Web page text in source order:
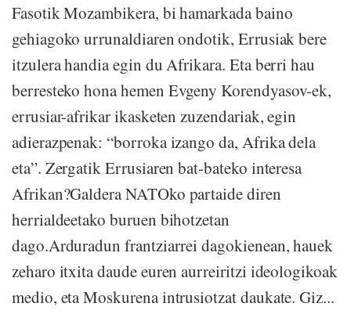
Fasotik Mozambikera, bi hamarkada baino
gehiagoko urrunaldiaren ondotik, Errusiak bere
itzulera handia egin du Afrikara. Eta berri hau
berresteko hona hemen Evgeny Korendyasov-ek,
errusiar-afrikar ikasketen zuzendariak, egin
adierazpenak: “borroka izango da, Afrika dela
eta”. Zergatik Errusiaren bat-bateko interesa
Afrikan?Galdera NATOko partaide diren
herrialdeetako buruen bihotzetan
dago.Arduradun frantziarrei dagokienean, hauek
zeharo itxita daude euren aurreiritzi ideologikoak
medio, eta Moskurena intrusiotzat daukate. Giz...